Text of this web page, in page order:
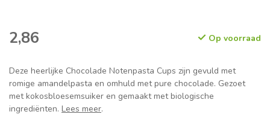
2,86 Op voorraad
Deze heerlijke Chocolade Notenpasta Cups zijn gevuld met
romige amandelpasta en omhuld met pure chocolade. Gezoet
met kokosbloesemsuiker en gemaakt met biologische
ingrediënten. Lees meer.